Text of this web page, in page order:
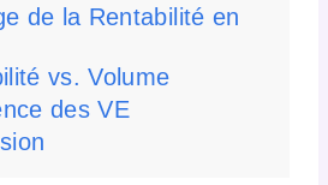
de la Rentabilité en
vs. Volume
des VE